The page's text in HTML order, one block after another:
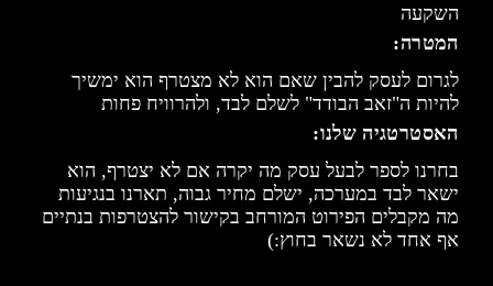
השקעה
המטרה:
לגרום לעסק להבין שאם הוא לא מצטרף הוא ימשיך
להיות ה"זאב הבודד" לשלם לבד, ולהרוויח פחות
האסטרטגיה שלנו:
בחרנו לספר לבעל עסק מה יקרה אם לא יצטרף, הוא
ישאר לבד במערכה, ישלם מחיר גבוה, תארנו בנגיעות
מה מקבלים הפירוט המורחב בקישור להצטרפות בנתיים
אף אחד לא נשאר בחוץ:)